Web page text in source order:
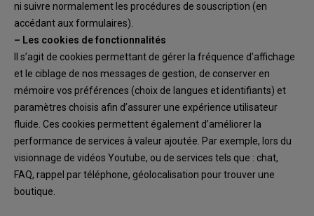
ni suivre normalement les procédures de souscription (en
accédant aux formulaires).
– Les cookies de fonctionnalités
Il s’agit de cookies permettant de gérer la fréquence d’affichage
et le ciblage de nos messages de gestion, de conserver en
mémoire vos préférences (choix de langues et identifiants) et
paramètres choisis afin d’assurer une expérience utilisateur
fluide. Ces cookies permettent également d’améliorer la
performance de services à valeur ajoutée. Par exemple, lors du
visionnage de vidéos Youtube, ou de services tels que : chat,
FAQ, rappel par téléphone, géolocalisation pour trouver une
boutique.